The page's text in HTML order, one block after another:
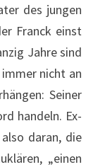
des jungen
Franck einst
Jahre sind
nicht an
Seiner
handeln. Ex-
daran, die
„einen